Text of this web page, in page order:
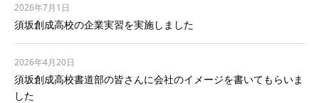
須坂創成高校の企業実習を実施しました
2026年7月1日
須坂創成高校書道部の皆さんに会社のイメージを書いてもらいま
した
2026年4月20日